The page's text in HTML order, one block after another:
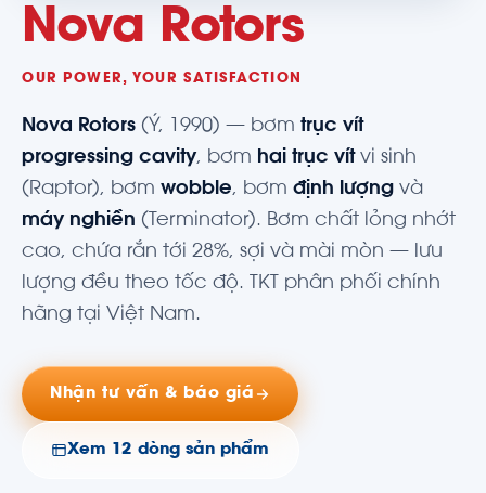
Nova Rotors
OUR POWER, YOUR SATISFACTION
Nova Rotors (Ý, 1990) — bơm trục vít
progressing cavity, bơm hai trục vítvi sinh
(Raptor), bơm wobble, bơm định lượng và
máy nghiền (Terminator). Bơm chất lỏng nhớt
cao, chứa rắn tới 28%, sợi và mài mòn — lưu
lượng đều theo tốc độ. TKT phân phối chính
hãng tại Việt Nam.
Nhận tư vấn & báo giá
Xem 12 dòng sản phẩm